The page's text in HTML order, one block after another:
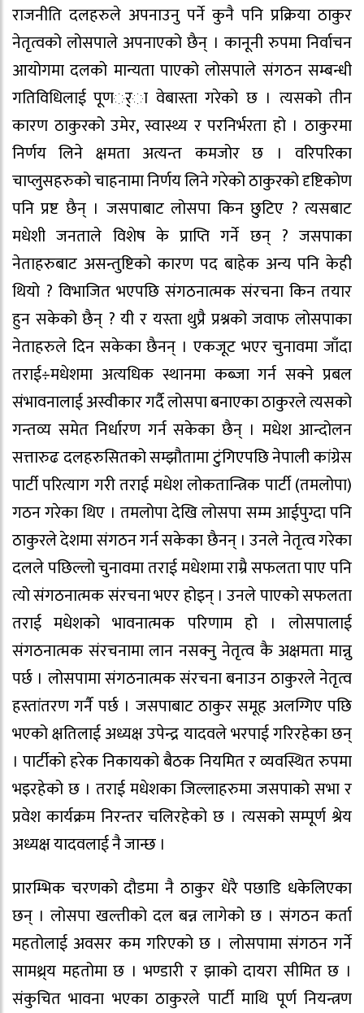
राजनीति दलहरुले अपनाउनु पर्ने कुनै पनि प्रक्रिया ठाकुर
नेतृत्वको लोसपाले अपनाएको छैन् । कानूनी रुपमा निर्वाचन
आयोगमा दलको मान्यता पाएको लोसपाले संगठन सम्बन्धी
गतिविधिलाई पूणर््ा वेबास्ता गरेको छ । त्यसको तीन
कारण ठाकुरको उमेर, स्वास्थ्य र परनिर्भरता हो । ठाकुरमा
निर्णय लिने क्षमता अत्यन्त कमजोर छ । वरिपरिका
चाप्लुसहरुको चाहनामा निर्णय लिने गरेको ठाकुरको दृष्टिकोण
पनि प्रष्ट छैन् । जसपाबाट लोसपा किन छुटिए ? त्यसबाट
मधेशी जनताले विशेष के प्राप्ति गर्ने छन् ? जसपाका
नेताहरुबाट असन्तुष्टिको कारण पद बाहेक अन्य पनि केही
थियो ? विभाजित भएपछि संगठनात्मक संरचना किन तयार
हुन सकेको छैन् ? यी र यस्ता थुप्रै प्रश्नको जवाफ लोसपाका
नेताहरुले दिन सकेका छैनन् । एकजूट भएर चुनावमा जाँदा
तराई÷मधेशमा अत्यधिक स्थानमा कब्जा गर्न सक्ने प्रबल
संभावनालाई अस्वीकार गर्दै लोसपा बनाएका ठाकुरले त्यसको
गन्तव्य समेत निर्धारण गर्न सकेका छैन् । मधेश आन्दोलन
सत्तारुढ दलहरुसितको सम्झौतामा टुंगिएपछि नेपाली कांग्रेस
पार्टी परित्याग गरी तराई मधेश लोकतान्त्रिक पार्टी (तमलोपा)
गठन गरेका थिए । तमलोपा देखि लोसपा सम्म आईपुग्दा पनि
ठाकुरले देशमा संगठन गर्न सकेका छैनन् । उनले नेतृत्व गरेका
दलले पछिल्लो चुनावमा तराई मधेशमा राम्रै सफलता पाए पनि
त्यो संगठनात्मक संरचना भएर होइन् । उनले पाएको सफलता
तराई मधेशको भावनात्मक परिणाम हो । लोसपालाई
संगठनात्मक संरचनामा लान नसक्नु नेतृत्व कै अक्षमता मान्नु
पर्छ । लोसपामा संगठनात्मक संरचना बनाउन ठाकुरले नेतृत्व
हस्तांतरण गर्नै पर्छ । जसपाबाट ठाकुर समूह अलग्गिए पछि
भएको क्षतिलाई अध्यक्ष उपेन्द्र यादवले भरपाई गरिरहेका छन्
। पार्टीको हरेक निकायको बैठक नियमित र व्यवस्थित रुपमा
भइरहेको छ । तराई मधेशका जिल्लाहरुमा जसपाको सभा र
प्रवेश कार्यक्रम निरन्तर चलिरहेको छ । त्यसको सम्पूर्ण श्रेय
अध्यक्ष यादवलाई नै जान्छ ।
प्रारम्भिक चरणको दौडमा नै ठाकुर धेरै पछाडि धकेलिएका
छन् । लोसपा खल्तीको दल बन्न लागेको छ । संगठन कर्ता
महतोलाई अवसर कम गरिएको छ । लोसपामा संगठन गर्ने
सामथ्र्य महतोमा छ । भण्डारी र झाको दायरा सीमित छ ।
संकुचित भावना भएका ठाकुरले पार्टी माथि पूर्ण नियन्त्रण